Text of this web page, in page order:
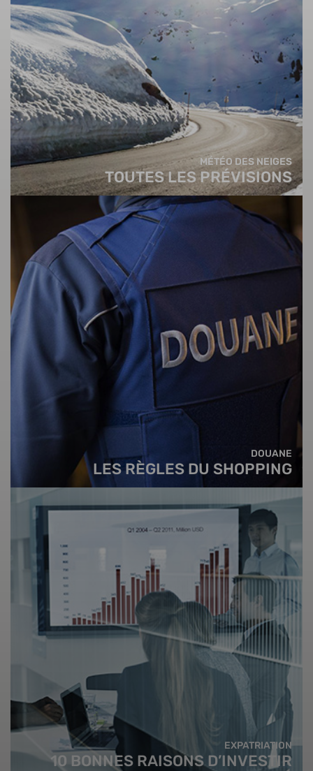
MÉTÉO DES NEIGES
TOUTES LES PRÉVISIONS
DOUANE
LES RÈGLES DU SHOPPING
EXPATRIATION
10 BONNES RAISONS D’INVESTIR